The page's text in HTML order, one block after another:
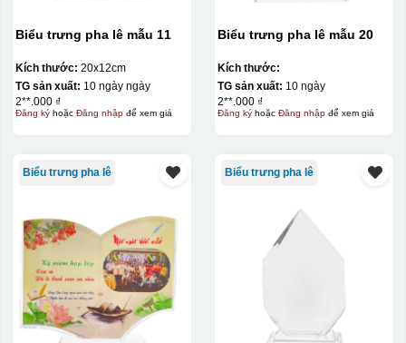
Biểu trưng pha lê mẫu 11
Kích thước: 20x12cm
TG sản xuất: 10 ngày ngày
2**.000 ₫
Đăng kýhoặc Đăng nhậpđể xem giá
Biểu trưng pha lê mẫu 20
Kích thước:
TG sản xuất: 10 ngày
2**.000 ₫
Đăng kýhoặc Đăng nhậpđể xem giá
Biểu trưng pha lê Biểu trưng pha lê